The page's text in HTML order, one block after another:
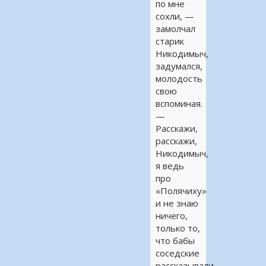
по мне
сохли, —
замолчал
старик
Никодимыч,
задумался,
молодость
свою
вспоминая.
—
Расскажи,
расскажи,
Никодимыч,
я ведь
про
«Полячиху»
и не знаю
ничего,
только то,
что бабы
соседские